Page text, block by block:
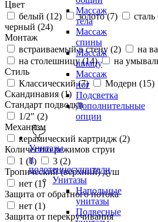
Массаж
тела
Массаж
спины
Массаж
шиацу
Массаж
ног
Подсветка
Дополнительные
опции
Унитазы
и
полотенцесушители
Унитазы
Напольные
унитазы
Подвесные
Цвет
белый (12) золото (7) сталь
черный (24)
Монтаж
встраиваемый в стену (2) на
на столешницу (14) на
Стиль
Классический (7) Модерн (15)
Скандинавия (1)
Стандарт подводки
1/2" (2)
Механизм
керамический картридж (2)
Количество режимов струи
1 (1) 3 (2)
Тропический (верхний) душ
нет (1)
Защита от обратного потока
нет (1)
Защита от перекручивания